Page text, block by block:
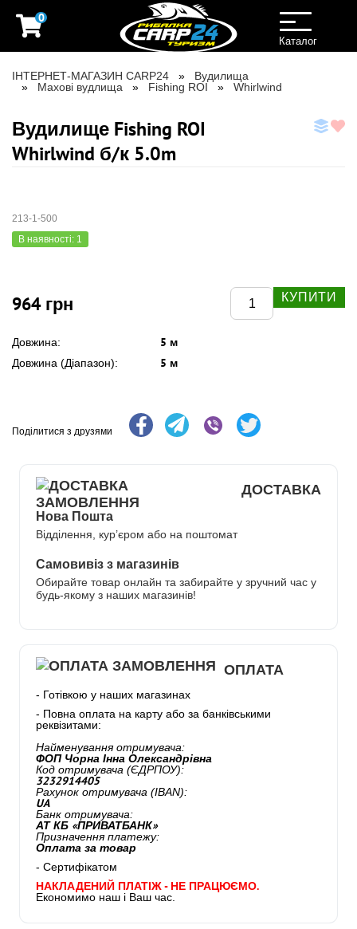
0
Toggle
navigation
Каталог
ІНТЕРНЕТ-МАГАЗИН CARP24
Вудилища
Махові вудлища
Fishing ROI Whirlwind
Вудилище Fishing ROI
Whirlwind б/к 5.0m
213-1-500
В наявності: 1
964 грн КУПИТИ
Довжина: 5 м
Довжина (Діапазон): 5 м
Поділитися з друзями
ДОСТАВКА
Нова Пошта
Відділення, кур’єром або на поштомат
Самовивіз з магазинів
Обирайте товар онлайн та забирайте у зручний час у
будь-якому з наших магазинів!
ОПЛАТА
- Готівкою у наших магазинах
- Повна оплата на карту або за банківськими
реквізитами:
Найменування отримувача:
ФОП Чорна Інна Олександрівна
Код отримувача (ЄДРПОУ):
3232914405
Рахунок отримувача (IBAN):
UA
Банк отримувача:
АТ КБ «ПРИВАТБАНК»
Призначення платежу:
Оплата за товар
- Сертифікатом
НАКЛАДЕНИЙ ПЛАТІЖ - НЕ ПРАЦЮЄМО.
Економимо наш і Ваш час.